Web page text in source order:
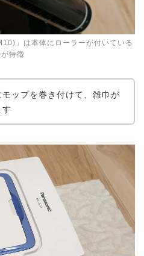
」は本体にローラーが付いている
特徴
モップを巻き付けて、雑巾が